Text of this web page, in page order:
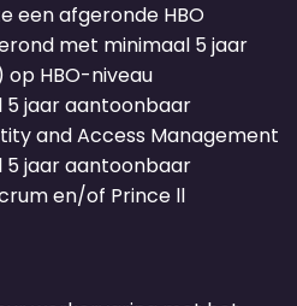
een afgeronde HBO
met minimaal 5 jaar
HBO-niveau
5 jaar aantoonbaar
and Access Management
5 jaar aantoonbaar
en/of Prince ll